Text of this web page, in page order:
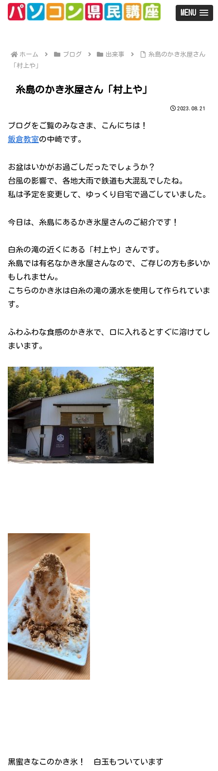
MENU
ホーム ブログ 出来事
糸島のかき氷屋さん
「村上や」
糸島のかき氷屋さん「村上や」
2023.08.21
ブログをご覧のみなさま、こんにちは！
飯倉教室の中崎です。
お盆はいかがお過ごしだったでしょうか？
台風の影響で、各地大雨で鉄道も大混乱でしたね。
私は予定を変更して、ゆっくり自宅で過ごしていました。
今日は、糸島にあるかき氷屋さんのご紹介です！
白糸の滝の近くにある「村上や」さんです。
糸島では有名なかき氷屋さんなので、ご存じの方も多いか
もしれません。
こちらのかき氷は白糸の滝の湧水を使用して作られていま
す。
ふわふわな食感のかき氷で、口に入れるとすぐに溶けてし
まいます。
黒蜜きなこのかき氷！ 白玉もついています